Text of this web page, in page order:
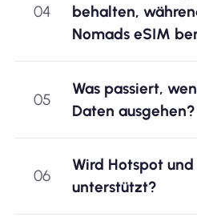
04
behalten,
Nomads eSIM
05
Was passiert,
Daten ausgehen?
06
Wird Hotspot
unterstützt?